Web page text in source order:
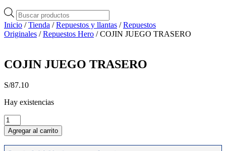
Búsqueda
de
productos
Inicio /Tienda /Repuestos y llantas /Repuestos
Originales /Repuestos Hero / COJIN JUEGO TRASERO
COJIN JUEGO TRASERO
S/87.10
Hay existencias
COJIN
JUEGO
TRASERO
cantidad
Agregar al carrito